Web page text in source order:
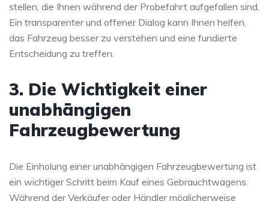
stellen, die Ihnen während der Probefahrt aufgefallen sind.
Ein transparenter und offener Dialog kann Ihnen helfen,
das Fahrzeug besser zu verstehen und eine fundierte
Entscheidung zu treffen.
3. Die Wichtigkeit einer
unabhängigen
Fahrzeugbewertung
Die Einholung einer unabhängigen Fahrzeugbewertung ist
ein wichtiger Schritt beim Kauf eines Gebrauchtwagens.
Während der Verkäufer oder Händler möglicherweise